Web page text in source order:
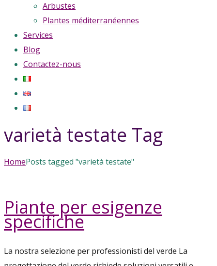
Arbustes
Plantes méditerranéennes
Services
Blog
Contactez-nous
varietà testate Tag
HomePosts tagged "varietà testate"
Piante per esigenze
specifiche
La nostra selezione per professionisti del verde La